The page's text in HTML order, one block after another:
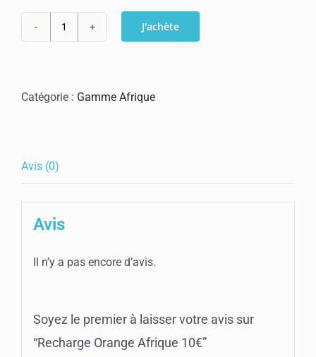
Orange
J'achète
Catégorie : Gamme Afrique
Avis (0)
Avis
Il n’y a pas encore d’avis.
Soyez le premier à laisser votre avis sur
“Recharge Orange Afrique 10€”